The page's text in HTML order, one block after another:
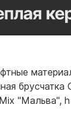
брусчатка
"Мальва",